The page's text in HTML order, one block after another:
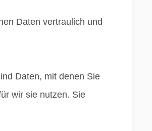
Daten vertraulich und
Daten, mit denen Sie
wir sie nutzen. Sie